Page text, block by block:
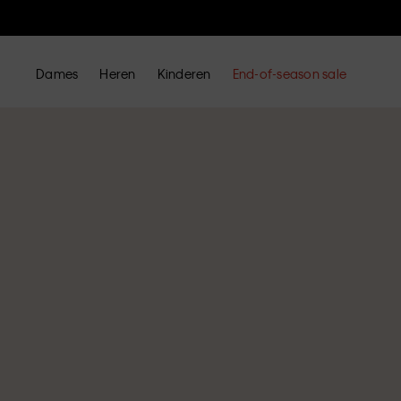
Dames Heren Kinderen End-of-season sale